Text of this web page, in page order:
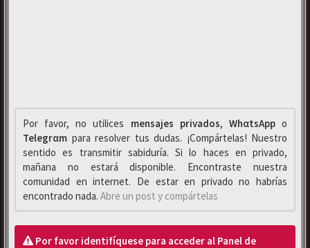
Por favor, no utilices mensajes privados, WhαtsAppo
Telegrαm para resolver tus dudas. ¡Compártelas! Nuestro
sentido es transmitir sabiduría. Si lo haces en privado,
mañana no estará disponible. Encontraste nuestra
comunidad en internet. De estar en privado no habrías
encontrado nada. Abre un post y compártelas
Por favor identifíquese para acceder al Panel de